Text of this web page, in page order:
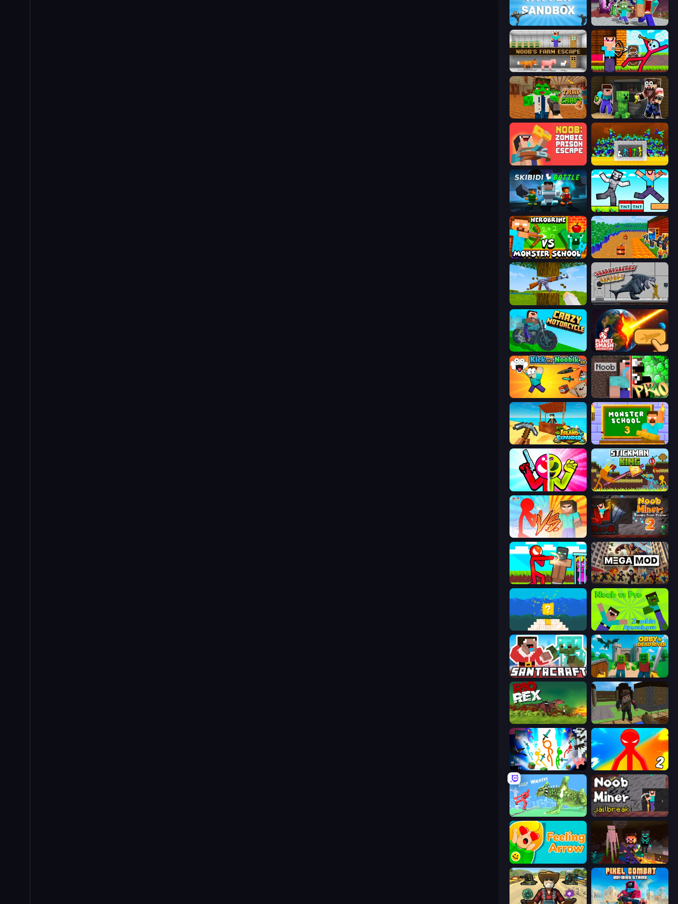
Hypper Sandbox Monster School Herobrine Siren Head
Noob's Farm Escape Noob Archer vs Stickman Zombie
Trap Craft 2 Noob Trolls Pro
Stick Fighter vs Zombies
Skibidi Battle Noob Gigachad: Parkour Tricks Challenge
Herobrine vs Monster School Noob Tower Defense
Mine Shooter 3D Sharkosaurus Rampage
Crazy Motorcycle Planet Smash Destruction
Kick the Noobik 3D Noob vs Pro: Challenge
Island Expander Monster School 3
Stickman Zombie vs Stickman Hero Stickman King
Red Stickman vs Monster School Noob Miner 2: Escape From Prison
Stickman vs Villager: Save the Girl MegamodGames
Noob vs Pro: Zombie Apocalypse
SantaCraft Obby & Dead River
Rio Rex Block Pixel Gun Apocalypse 3
Stickman Epic Red Stickman vs Monster School 2
Silly Walkers Noob Miner: Escape From Prison
Feeling Arrow ZombieCraft